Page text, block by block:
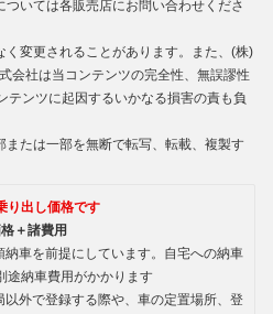
いては各販売店にお問い合わせくださ
く変更されることがあります。また、(株)
会社は当コンテンツの完全性、無誤謬性
テンツに起因するいかなる損害の責も負
または一部を無断で転写、転載、複製す
り出し価格です
＋諸費用
車を前提にしています。自宅への納車
途納車費用がかかります
外で登録する際や、車の定置場所、登